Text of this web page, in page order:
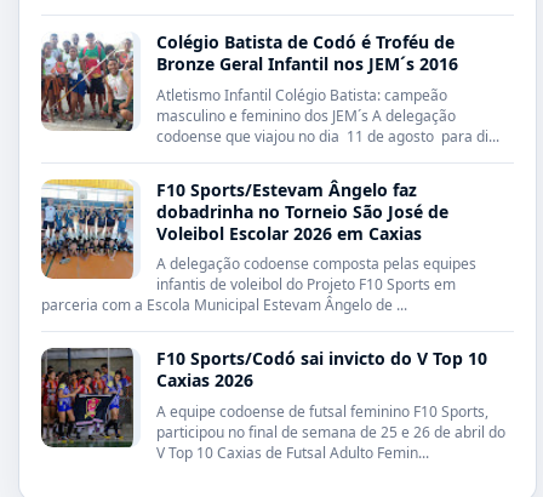
Colégio Batista de Codó é Troféu de
Bronze Geral Infantil nos JEM´s 2016
Atletismo Infantil Colégio Batista: campeão
masculino e feminino dos JEM´s A delegação
codoense que viajou no dia 11 de agosto para di...
F10 Sports/Estevam Ângelo faz
dobadrinha no Torneio São José de
Voleibol Escolar 2026 em Caxias
A delegação codoense composta pelas equipes
infantis de voleibol do Projeto F10 Sports em
parceria com a Escola Municipal Estevam Ângelo de ...
F10 Sports/Codó sai invicto do V Top 10
Caxias 2026
A equipe codoense de futsal feminino F10 Sports,
participou no final de semana de 25 e 26 de abril do
V Top 10 Caxias de Futsal Adulto Femin...